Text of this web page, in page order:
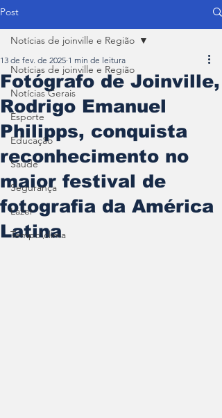
Post
Notícias de joinville e Região
Notícias Gerais
Esporte
Educação
Saúde
Segurança
Lazer
Tempo\clima
Notícias de joinville e Região
Fotógrafo de Joinville,
Rodrigo Emanuel
Philipps, conquista
reconhecimento no
maior festival de
fotografia da América
Latina
13 de fev. de 2025 1 min de leitura